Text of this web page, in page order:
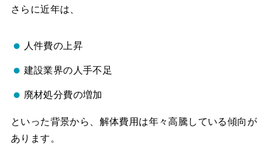
さらに近年は、
人件費の上昇
建設業界の人手不足
廃材処分費の増加
といった背景から、解体費用は年々高騰している傾向が
あります。